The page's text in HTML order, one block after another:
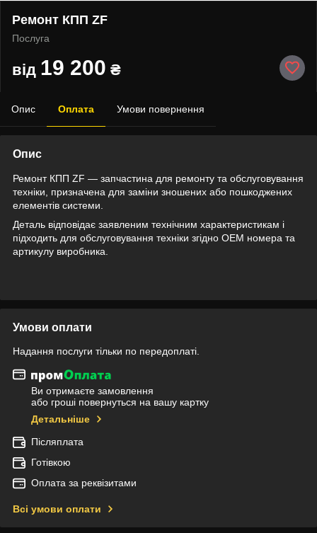
Ремонт КПП ZF
Послуга
від 19 200 ₴
Опис Оплата Умови повернення
Опис
Ремонт КПП ZF — запчастина для ремонту та обслуговування
техніки, призначена для заміни зношених або пошкоджених
елементів системи.
Деталь відповідає заявленим технічним характеристикам і
підходить для обслуговування техніки згідно OEM номера та
артикулу виробника.
Умови оплати
Надання послуги тільки по передоплаті.
Ви отримаєте замовлення
або гроші повернуться на вашу картку
Детальніше
Післяплата
Готівкою
Оплата за реквізитами
Всі умови оплати